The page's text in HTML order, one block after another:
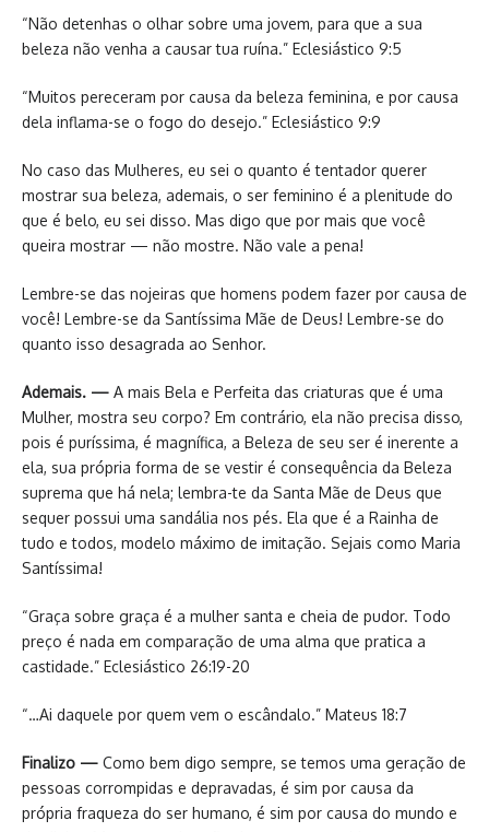
“Não detenhas o olhar sobre uma jovem, para que a sua
beleza não venha a causar tua ruína.” Eclesiástico 9:5
“Muitos pereceram por causa da beleza feminina, e por causa
dela inflama-se o fogo do desejo.” Eclesiástico 9:9
No caso das Mulheres, eu sei o quanto é tentador querer
mostrar sua beleza, ademais, o ser feminino é a plenitude do
que é belo, eu sei disso. Mas digo que por mais que você
queira mostrar — não mostre. Não vale a pena!
Lembre-se das nojeiras que homens podem fazer por causa de
você! Lembre-se da Santíssima Mãe de Deus! Lembre-se do
quanto isso desagrada ao Senhor.
Ademais. — A mais Bela e Perfeita das criaturas que é uma
Mulher, mostra seu corpo? Em contrário, ela não precisa disso,
pois é puríssima, é magnífica, a Beleza de seu ser é inerente a
ela, sua própria forma de se vestir é consequência da Beleza
suprema que há nela; lembra-te da Santa Mãe de Deus que
sequer possui uma sandália nos pés. Ela que é a Rainha de
tudo e todos, modelo máximo de imitação. Sejais como Maria
Santíssima!
“Graça sobre graça é a mulher santa e cheia de pudor. Todo
preço é nada em comparação de uma alma que pratica a
castidade.” Eclesiástico 26:19-20
“…Ai daquele por quem vem o escândalo.” Mateus 18:7
Finalizo — Como bem digo sempre, se temos uma geração de
pessoas corrompidas e depravadas, é sim por causa da
própria fraqueza do ser humano, é sim por causa do mundo e